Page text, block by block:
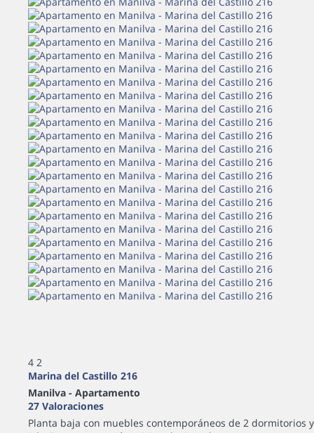
4 2
Marina del Castillo 216
Manilva - Apartamento
27 Valoraciones
Planta baja con muebles contemporáneos de 2 dormitorios y